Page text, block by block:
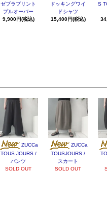
ゼブラプリント
プルオーバー
9,900円(税込)
ドッキングワイ
ドシャツ
15,400円(税込)
S
ZUCCa
TOUS JOURS /
パンツ
SOLD OUT
ZUCCa
TOUSJOURS /
スカート
SOLD OUT